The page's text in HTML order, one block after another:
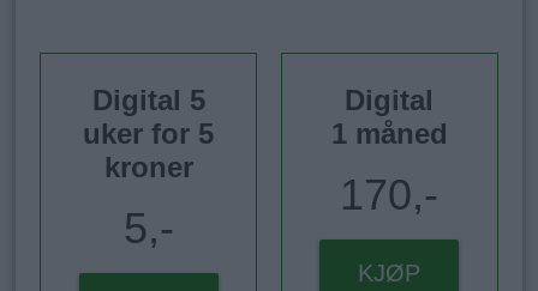
Digital 5
uker for 5
kroner
5,-
Digital
1 måned
170,-
KJØP